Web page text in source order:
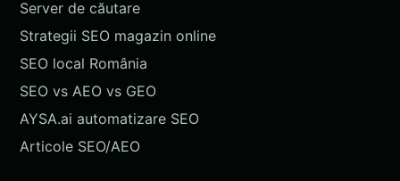
Server de căutare
Strategii SEO magazin online
SEO local România
SEO vs AEO vs GEO
AYSA.ai automatizare SEO
Articole SEO/AEO